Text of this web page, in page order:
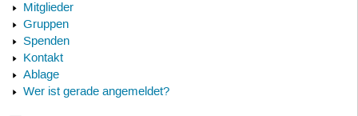
Mitglieder
Gruppen
Spenden
Kontakt
Ablage
Wer ist gerade angemeldet?